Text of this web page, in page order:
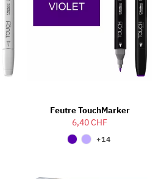
Feutre TouchMarker
6,40 CHF
+14